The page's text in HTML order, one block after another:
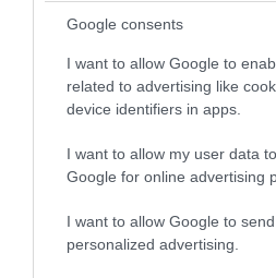
Google consents
I want to allow Google to
related to advertising like
device identifiers in apps.
I want to allow my user data
Google for online advertising
I want to allow Google to
personalized advertising.
θεμιτές. Ο δημόσιος
Αυτό που δεν είναι
αντικατάσταση των
υποθέσεις, των
βεβαιότητες και των
συλλογική αγανάκτηση.
Αυτό που δεν είναι